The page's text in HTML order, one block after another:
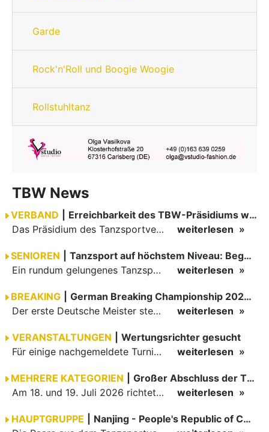
Garde
Rock'n'Roll und Boogie Woogie
Rollstuhltanz
TBW News
VERBAND
Erreichbarkeit des TBW-Präsidiums während der GOC 2026
Das Präsidium des Tanzsportverbandes Baden-Württemberg (TBW) ist in der Zeit vom 09.08.2026 bis einschließlich 16.08.2026 nicht erreichbar. Da alle Präsidiumsmitglieder vor Ort bei den German Open…
weiterlesen
SENIOREN
Tanzsport auf höchstem Niveau: Begeisterung bei den Turnieren in…
Ein rundum gelungenes Tanzsport-Wochenende liegt hinter den Paaren und Organisatoren in Enzklösterle. Am 1. und 2. August 2026 verwandelte sich die Festhalle wieder in einen lebendigen Mittelpunkt des…
weiterlesen
BREAKING
German Breaking Championship 2026 in Hannover
Der erste Deutsche Meister steht fest B-Boy Roman siegt bei den Juniors
weiterlesen
VERANSTALTUNGEN
Wertungsrichter gesucht
Für einige nachgemeldete Turniere im 2 Halbjahr sucht der ZWE noch Wertungsrichter.
weiterlesen
MEHRERE KATEGORIEN
Großer Abschluss der TBW-Trophy in Weinheim
Am 18. und 19. Juli 2026 richtete die Tanzsportabteilung (TSA) der TSG 1862 Weinheim das Abschlussturnier der diesjährigen TBW-Trophy-Serie aus. Zum traditionellen Saisonfinale kamen rund 400 Starts über…
weiterlesen
HAUPTGRUPPE
Nanjing - People's Republic of China